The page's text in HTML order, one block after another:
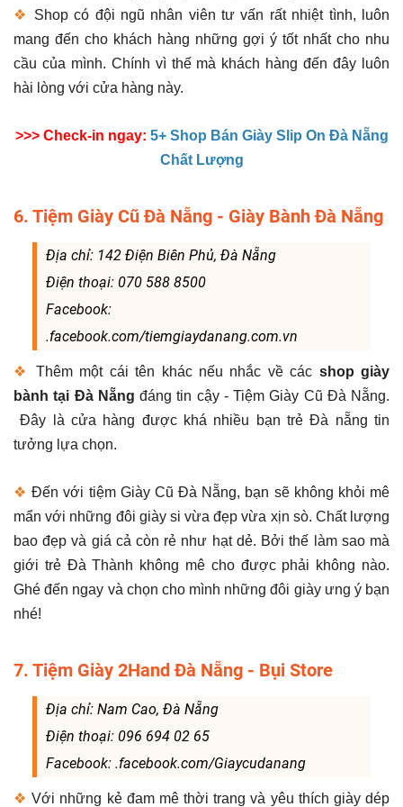
❖ Shop có đội ngũ nhân viên tư vấn rất nhiệt tình, luôn
mang đến cho khách hàng những gợi ý tốt nhất cho nhu
cầu của mình. Chính vì thế mà khách hàng đến đây luôn
hài lòng với cửa hàng này.
>>> Check-in ngay: 5+ Shop Bán Giày Slip On Đà Nẵng
Chất Lượng
6. Tiệm Giày Cũ Đà Nẵng - Giày Bành Đà Nẵng
Địa chỉ: 142 Điện Biên Phủ, Đà Nẵng
Điện thoại: 070 588 8500
Facebook:
.facebook.com/tiemgiaydanang.com.vn
❖ Thêm một cái tên khác nếu nhắc về các shop giày
bành tại Đà Nẵng đáng tin cậy - Tiệm Giày Cũ Đà Nẵng.
Đây là cửa hàng được khá nhiều bạn trẻ Đà nẵng tin
tưởng lựa chọn.
❖Đến với tiệm Giày Cũ Đà Nẵng, bạn sẽ không khỏi mê
mẩn với những đôi giày si vừa đẹp vừa xịn sò. Chất lượng
bao đẹp và giá cả còn rẻ như hạt dẻ. Bởi thế làm sao mà
giới trẻ Đà Thành không mê cho được phải không nào.
Ghé đến ngay và chọn cho mình những đôi giày ưng ý bạn
nhé!
7. Tiệm Giày 2Hand Đà Nẵng - Bụi Store
Địa chỉ: Nam Cao, Đà Nẵng
Điện thoại: 096 694 02 65
Facebook: .facebook.com/Giaycudanang
❖Với những kẻ đam mê thời trang và yêu thích giày dép